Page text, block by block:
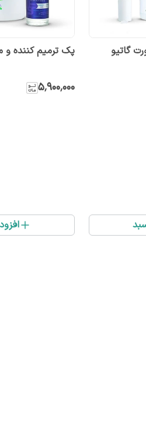
گاتیو پک ترمیم کننده
۵٬۹۰۰٬۰۰۰